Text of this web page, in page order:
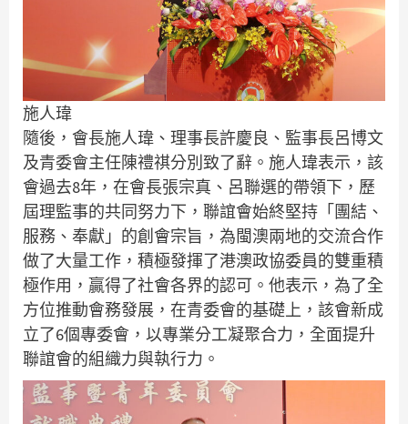
施人瑋
隨後，會長施人瑋、理事長許慶良、監事長呂博文
及青委會主任陳禮祺分別致了辭。施人瑋表示，該
會過去8年，在會長張宗真、呂聯選的帶領下，歷
屆理監事的共同努力下，聯誼會始終堅持「團結、
服務、奉獻」的創會宗旨，為閩澳兩地的交流合作
做了大量工作，積極發揮了港澳政協委員的雙重積
極作用，贏得了社會各界的認可。他表示，為了全
方位推動會務發展，在青委會的基礎上，該會新成
立了6個專委會，以專業分工凝聚合力，全面提升
聯誼會的組織力與執行力。